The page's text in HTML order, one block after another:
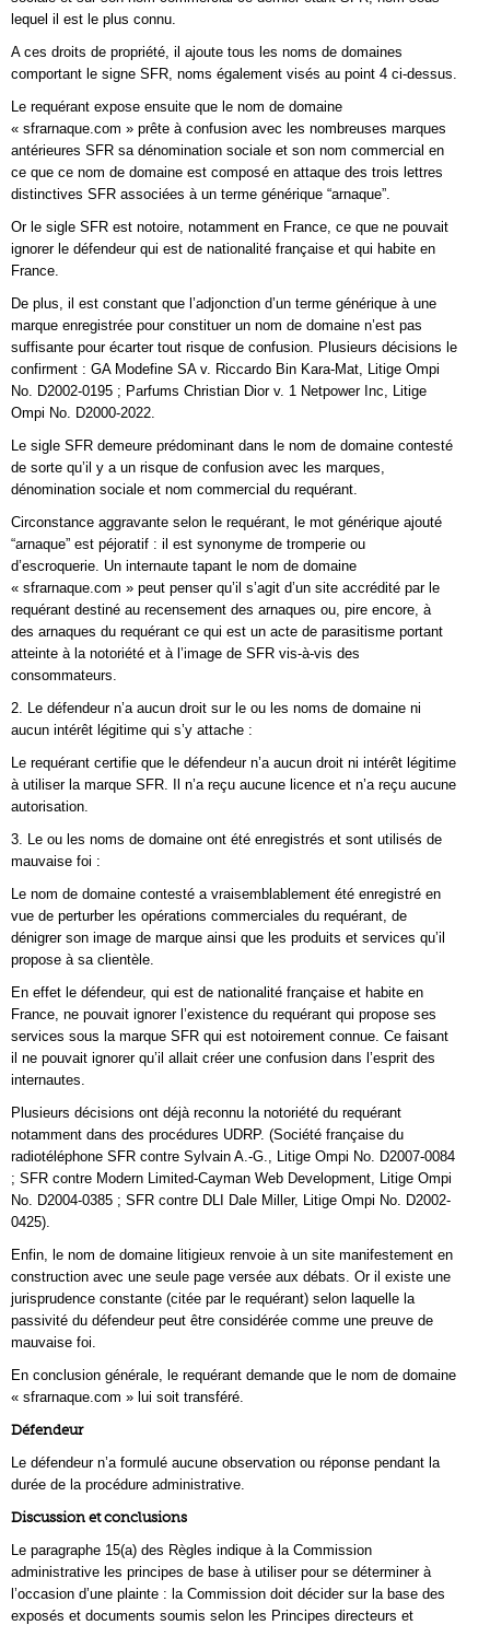
lequel il est le plus connu.
A ces droits de propriété, il ajoute tous les noms de domaines
comportant le signe SFR, noms également visés au point 4 ci-dessus.
Le requérant expose ensuite que le nom de domaine
« sfrarnaque.com » prête à confusion avec les nombreuses marques
antérieures SFR sa dénomination sociale et son nom commercial en
ce que ce nom de domaine est composé en attaque des trois lettres
distinctives SFR associées à un terme générique “arnaque”.
Or le sigle SFR est notoire, notamment en France, ce que ne pouvait
ignorer le défendeur qui est de nationalité française et qui habite en
France.
De plus, il est constant que l’adjonction d’un terme générique à une
marque enregistrée pour constituer un nom de domaine n’est pas
suffisante pour écarter tout risque de confusion. Plusieurs décisions le
confirment : GA Modefine SA v. Riccardo Bin Kara-Mat, Litige Ompi
No. D2002-0195 ; Parfums Christian Dior v. 1 Netpower Inc, Litige
Ompi No. D2000-2022.
Le sigle SFR demeure prédominant dans le nom de domaine contesté
de sorte qu’il y a un risque de confusion avec les marques,
dénomination sociale et nom commercial du requérant.
Circonstance aggravante selon le requérant, le mot générique ajouté
“arnaque” est péjoratif : il est synonyme de tromperie ou
d’escroquerie. Un internaute tapant le nom de domaine
« sfrarnaque.com » peut penser qu’il s’agit d’un site accrédité par le
requérant destiné au recensement des arnaques ou, pire encore, à
des arnaques du requérant ce qui est un acte de parasitisme portant
atteinte à la notoriété et à l’image de SFR vis-à-vis des
consommateurs.
2. Le défendeur n’a aucun droit sur le ou les noms de domaine ni
aucun intérêt légitime qui s’y attache :
Le requérant certifie que le défendeur n’a aucun droit ni intérêt légitime
à utiliser la marque SFR. Il n’a reçu aucune licence et n’a reçu aucune
autorisation.
3. Le ou les noms de domaine ont été enregistrés et sont utilisés de
mauvaise foi :
Le nom de domaine contesté a vraisemblablement été enregistré en
vue de perturber les opérations commerciales du requérant, de
dénigrer son image de marque ainsi que les produits et services qu’il
propose à sa clientèle.
En effet le défendeur, qui est de nationalité française et habite en
France, ne pouvait ignorer l’existence du requérant qui propose ses
services sous la marque SFR qui est notoirement connue. Ce faisant
il ne pouvait ignorer qu’il allait créer une confusion dans l’esprit des
internautes.
Plusieurs décisions ont déjà reconnu la notoriété du requérant
notamment dans des procédures UDRP. (Société française du
radiotéléphone SFR contre Sylvain A.-G., Litige Ompi No. D2007-0084
; SFR contre Modern Limited-Cayman Web Development, Litige Ompi
No. D2004-0385 ; SFR contre DLI Dale Miller, Litige Ompi No. D2002-
0425).
Enfin, le nom de domaine litigieux renvoie à un site manifestement en
construction avec une seule page versée aux débats. Or il existe une
jurisprudence constante (citée par le requérant) selon laquelle la
passivité du défendeur peut être considérée comme une preuve de
mauvaise foi.
En conclusion générale, le requérant demande que le nom de domaine
« sfrarnaque.com » lui soit transféré.
Défendeur
Le défendeur n’a formulé aucune observation ou réponse pendant la
durée de la procédure administrative.
Discussion et conclusions
Le paragraphe 15(a) des Règles indique à la Commission
administrative les principes de base à utiliser pour se déterminer à
l’occasion d’une plainte : la Commission doit décider sur la base des
exposés et documents soumis selon les Principes directeurs et